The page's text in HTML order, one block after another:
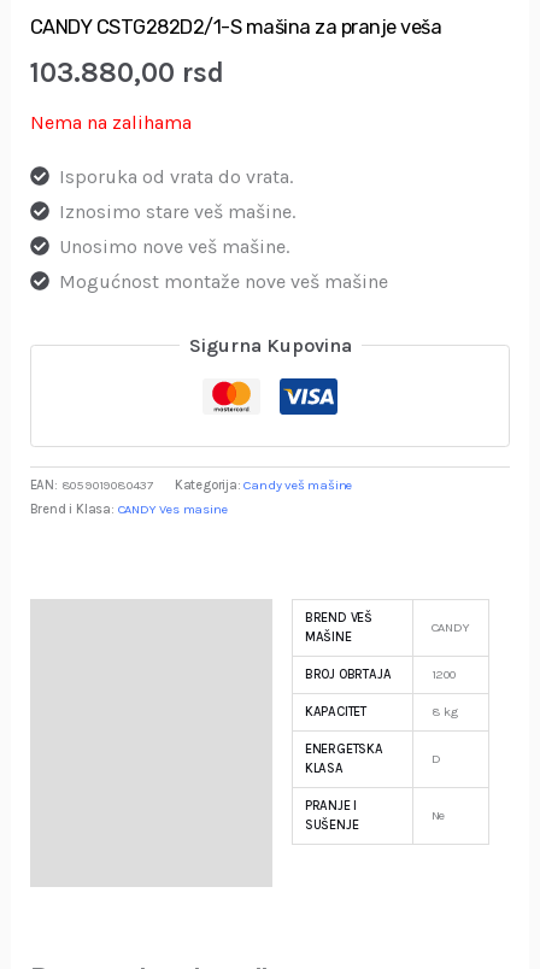
CANDY CSTG282D2/1-S mašina za pranje veša
103.880,00 rsd
Nema na zalihama
Isporuka od vrata do vrata.
Iznosimo stare veš mašine.
Unosimo nove veš mašine.
Mogućnost montaže nove veš mašine
Sigurna Kupovina
EAN: 8059019080437 Kategorija:Candy veš mašine
Brend i Klasa: CANDY Ves masine
BREND VEŠ
MAŠINE
CANDY
BROJ OBRTAJA 1200
KAPACITET 8 kg
ENERGETSKA
KLASA
D
PRANJE I
SUŠENJE
Ne